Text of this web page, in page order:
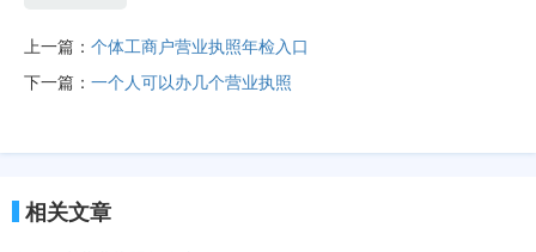
上一篇： 个体工商户营业执照年检入口
下一篇： 一个人可以办几个营业执照
相关文章